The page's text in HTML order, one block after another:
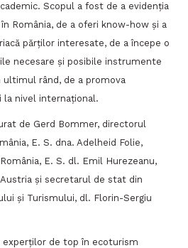
Scopul a fost de a evidenția
România, de a oferi know-how și a
părților interesate, de a începe o
necesare și posibile instrumente
rând, de a promova
la nivel internațional.
de Gerd Bommer, directorul
E. S. dna. Adelheid Folie,
E. S. dl. Emil Hurezeanu,
și secretarul de stat din
și Turismului, dl. Florin-Sergiu
experților de top în ecoturism